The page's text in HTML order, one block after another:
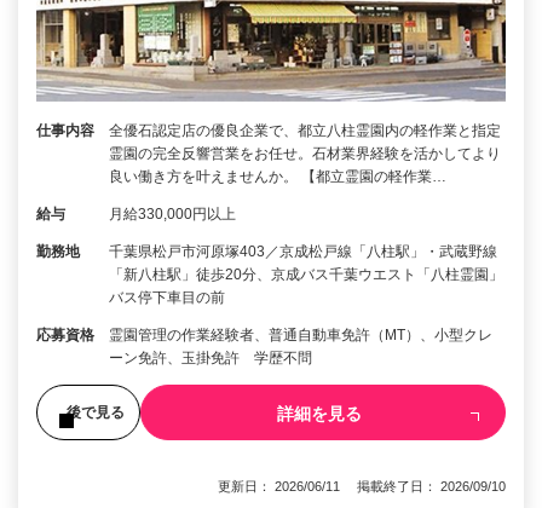
仕事内容
全優石認定店の優良企業で、都立八柱霊園内の軽作業と指定
霊園の完全反響営業をお任せ。石材業界経験を活かしてより
良い働き方を叶えませんか。 【都立霊園の軽作業…
給与 月給330,000円以上
勤務地
千葉県松戸市河原塚403／京成松戸線「八柱駅」・武蔵野線
「新八柱駅」徒歩20分、京成バス千葉ウエスト「八柱霊園」
バス停下車目の前
応募資格
霊園管理の作業経験者、普通自動車免許（MT）、小型クレ
ーン免許、玉掛免許 学歴不問
後で見る 詳細を見る
更新日： 2026/06/11 掲載終了日： 2026/09/10